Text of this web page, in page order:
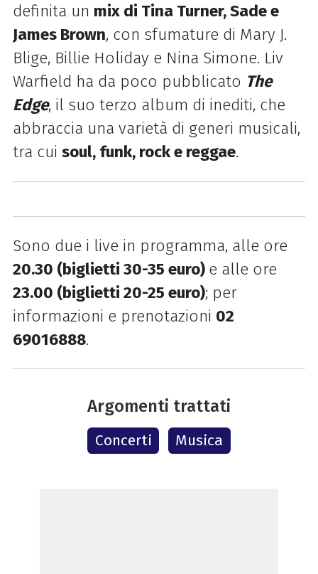
definita un mix di Tina Turner, Sade e
James Brown, con sfumature di Mary J.
Blige, Billie Holiday e Nina Simone. Liv
Warfield ha da poco pubblicato The
Edge, il suo terzo album di inediti, che
abbraccia una varietà di generi musicali,
tra cui soul, funk, rock e reggae.
Sono due i live in programma, alle ore
20.30 (biglietti 30-35 euro) e alle ore
23.00 (biglietti 20-25 euro); per
informazioni e prenotazioni 02
69016888.
Argomenti trattati
Concerti Musica